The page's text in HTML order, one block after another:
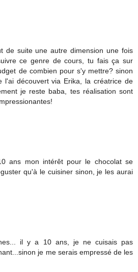
de suite une autre dimension une fois
ce genre de cours, tu fais ça sur
de combien pour s'y mettre? sinon
l'ai découvert via Erika, la créatrice de
je reste baba, tes réalisation sont
ans mon intérêt pour le chocolat se
qu'à le cuisiner sinon, je les aurai
il y a 10 ans, je ne cuisais pas
je me serais empressé de les